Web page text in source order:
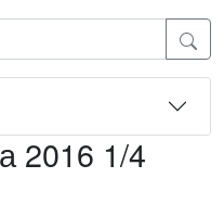
2016 1/4